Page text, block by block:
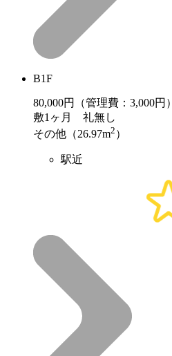
B1F
80,000円（管理費：3,000円）
敷1ヶ月 礼無し
その他（26.97m2 ）
駅近